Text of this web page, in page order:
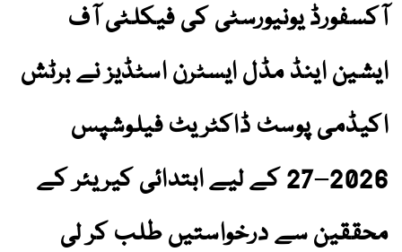
آکسفورڈ یونیورسٹی کی فیکلٹی آف
ایشین اینڈ مڈل ایسٹرن اسٹڈیز نے برٹش
اکیڈمی پوسٹ ڈاکٹریٹ فیلوشپس
2026–27 کے لیے ابتدائی کیریئر کے
محققین سے درخواستیں طلب کر لی